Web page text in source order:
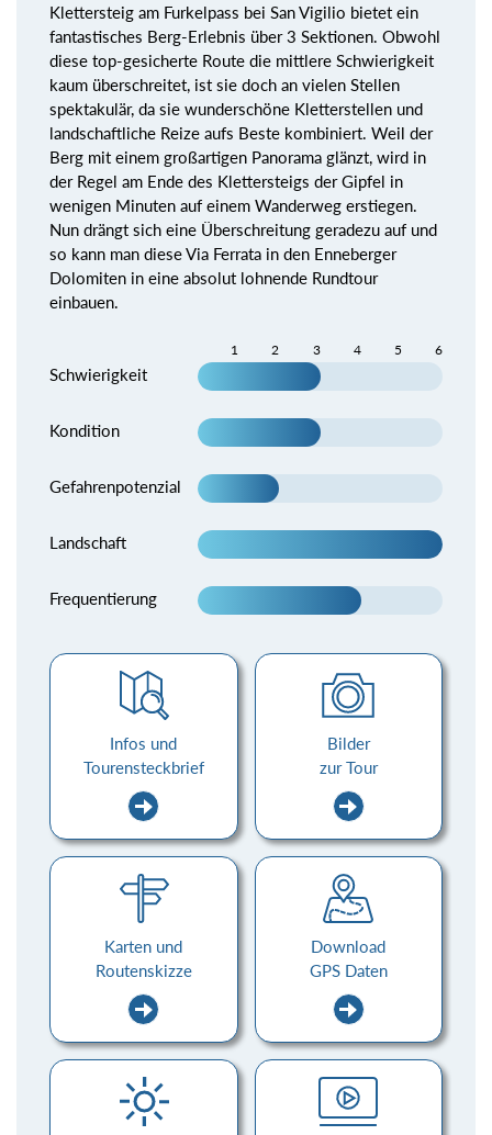
Klettersteig am Furkelpass bei San Vigilio bietet ein
fantastisches Berg-Erlebnis über 3 Sektionen. Obwohl
diese top-gesicherte Route die mittlere Schwierigkeit
kaum überschreitet, ist sie doch an vielen Stellen
spektakulär, da sie wunderschöne Kletterstellen und
landschaftliche Reize aufs Beste kombiniert. Weil der
Berg mit einem großartigen Panorama glänzt, wird in
der Regel am Ende des Klettersteigs der Gipfel in
wenigen Minuten auf einem Wanderweg erstiegen.
Nun drängt sich eine Überschreitung geradezu auf und
so kann man diese Via Ferrata in den Enneberger
Dolomiten in eine absolut lohnende Rundtour
einbauen.
1 2 3 4 5 6
Schwierigkeit
Kondition
Gefahrenpotenzial
Landschaft
Frequentierung
Infos und
Tourensteckbrief
Bilder
zur Tour
Karten und
Routenskizze
Download
GPS Daten